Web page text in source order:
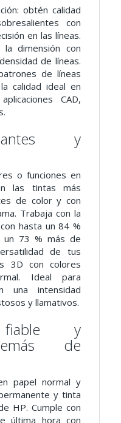
obtén calidad
con
en las líneas.
dimensión con
de líneas.
de líneas
calidad ideal en
CAD,
y
o funciones en
las tintas más
de color y con
Trabaja con la
hasta un 84 %
un 73 % más de
de tus
3D con colores
Ideal para
una intensidad
y llamativos.
fiable y
de
papel normal y
y tinta
HP. Cumple con
última hora con